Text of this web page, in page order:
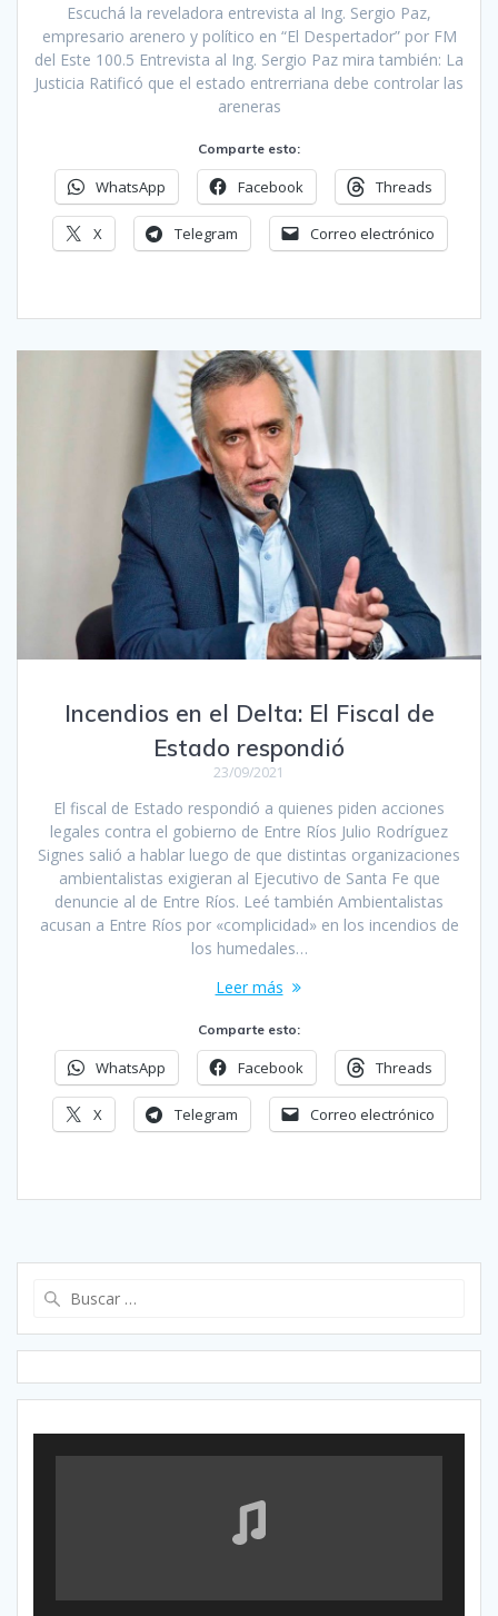
Escuchá la reveladora entrevista al Ing. Sergio Paz,
empresario arenero y político en “El Despertador” por FM
del Este 100.5 Entrevista al Ing. Sergio Paz mira también: La
Justicia Ratificó que el estado entrerriana debe controlar las
areneras
Comparte esto:
WhatsApp Facebook Threads
X Telegram Correo electrónico
Incendios en el Delta: El Fiscal de
Estado respondió
23/09/2021
El fiscal de Estado respondió a quienes piden acciones
legales contra el gobierno de Entre Ríos Julio Rodríguez
Signes salió a hablar luego de que distintas organizaciones
ambientalistas exigieran al Ejecutivo de Santa Fe que
denuncie al de Entre Ríos. Leé también Ambientalistas
acusan a Entre Ríos por «complicidad» en los incendios de
los humedales…
Leer más
Comparte esto:
WhatsApp Facebook Threads
X Telegram Correo electrónico